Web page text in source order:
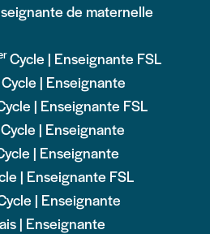
de maternelle
Cycle | Enseignante FSL
Cycle | Enseignante
| Enseignante FSL
Cycle | Enseignante
| Enseignante
| Enseignante FSL
| Enseignante
| Enseignante